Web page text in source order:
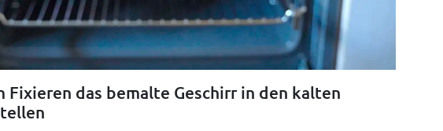
Fixieren das bemalte Geschirr in den kalten